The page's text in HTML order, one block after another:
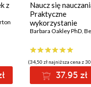
z
Naucz się
Praktyczne
wykorzystanie
osiągnięć
Barbara Oakley PhD,Beth
(34,50 zł najniższa cena z
37.95 zł